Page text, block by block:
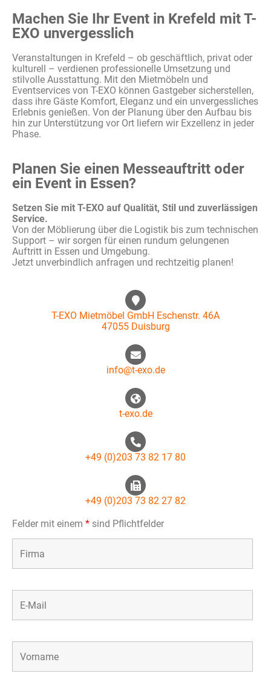
Machen Sie Ihr Event in Krefeld mit T-
EXO unvergesslich
Veranstaltungen in Krefeld – ob geschäftlich, privat oder
kulturell – verdienen professionelle Umsetzung und
stilvolle Ausstattung. Mit den Mietmöbeln und
Eventservices von T-EXO können Gastgeber sicherstellen,
dass ihre Gäste Komfort, Eleganz und ein unvergessliches
Erlebnis genießen. Von der Planung über den Aufbau bis
hin zur Unterstützung vor Ort liefern wir Exzellenz in jeder
Phase.
Planen Sie einen Messeauftritt oder
ein Event in Essen?
Setzen Sie mit T-EXO auf Qualität, Stil und zuverlässigen
Service.
Von der Möblierung über die Logistik bis zum technischen
Support – wir sorgen für einen rundum gelungenen
Auftritt in Essen und Umgebung.
Jetzt unverbindlich anfragen und rechtzeitig planen!
T-EXO Mietmöbel GmbH Eschenstr. 46A
47055 Duisburg
info@t-exo.de
t-exo.de
+49 (0)203 73 82 17 80
+49 (0)203 73 82 27 82
Felder mit einem * sind Pflichtfelder